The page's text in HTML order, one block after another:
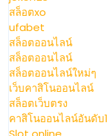
สล็อตxo
ufabet
สล็อตออนไลน์
สล็อตออนไลน์
สล็อตออนไลน์ใหม่ๆ
เว็บคาสิโนออนไลน์
สล็อตเว็บตรง
คาสิโนออนไลน์อันดับ1